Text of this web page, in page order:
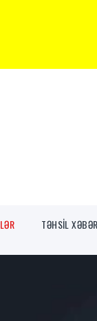
TƏHSİL